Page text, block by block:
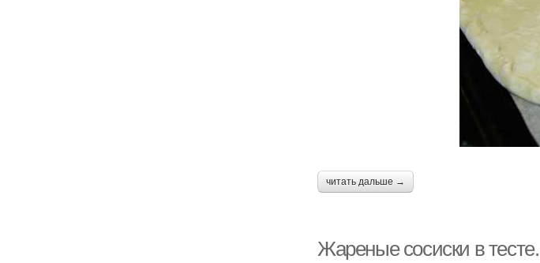
читать дальше →
Жареные сосиски в тесте.